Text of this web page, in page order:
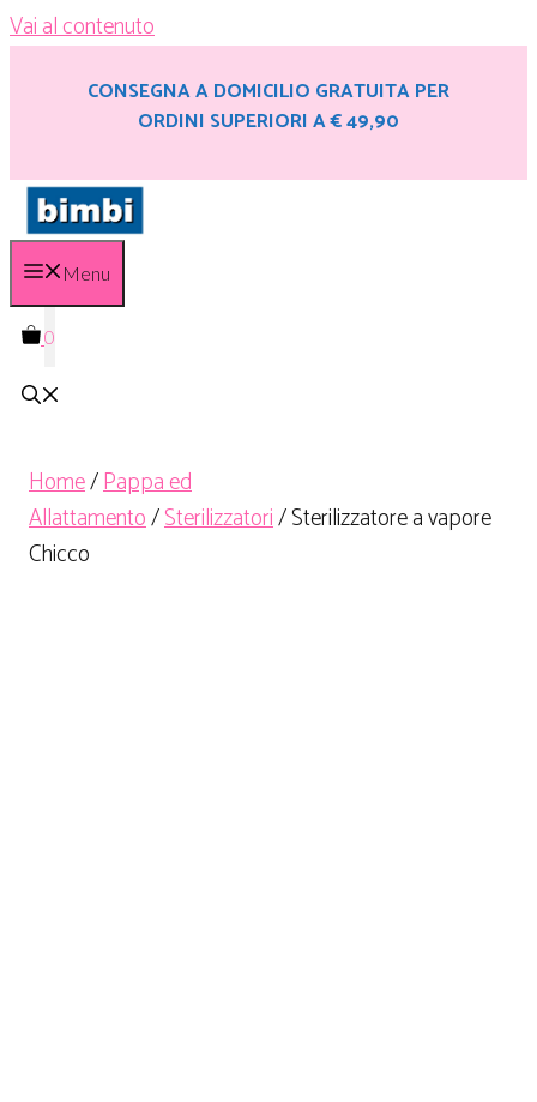
Vai al contenuto
CONSEGNA A DOMICILIO GRATUITA PER
ORDINI SUPERIORI A € 49,90
Menu
0
Home/Pappa ed
Allattamento/Sterilizzatori/ Sterilizzatore a vapore
Chicco